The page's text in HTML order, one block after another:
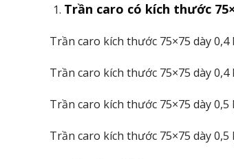
Trần caro có kích thước
Trần caro kích thước 75×75 dày
Trần caro kích thước 75×75 dày 0,4
Trần caro kích thước 75×75 dày
Trần caro kích thước 75×75 dày 0,5